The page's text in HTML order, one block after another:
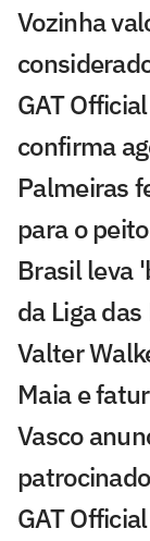
Vozinha
GAT
confirma
Palmeiras
para o
Brasil leva
da Liga
Valter
Maia e
Vasco
GAT